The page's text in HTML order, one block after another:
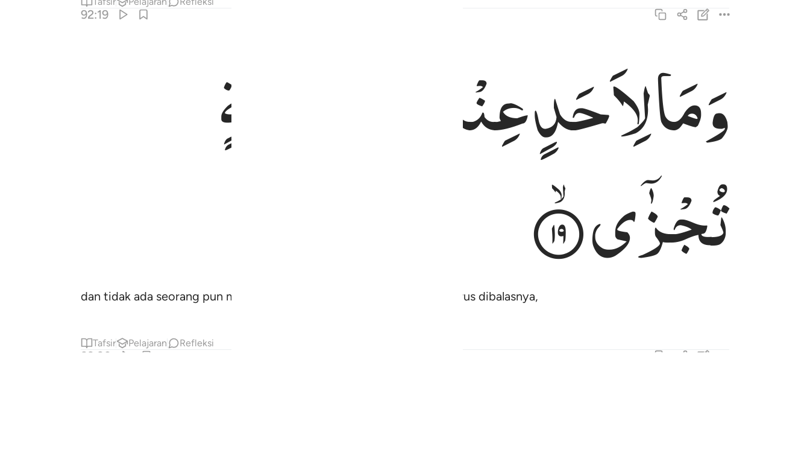
92:19
وَمَا لِأَحَدٍ عِندَهُۥ مِن نِّعْمَةٍۢ تُجْزَىٰٓ ١٩
وَمَالِاَحَدٍعِنْدَهٗ نِّعْمَةٍ
تُجْزٰۤی dan tidak ada seorang pun memberikan suatu nikmat padanya yang harus dibalasnya,
Tafsir Pelajaran Refleksi
92:20